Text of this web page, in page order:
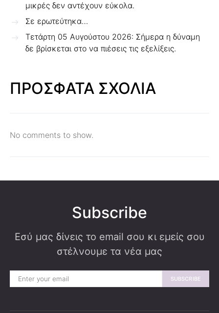
μικρές δεν αντέχουν εύκολα.
Σε ερωτεύτηκα…
Τετάρτη 05 Αυγούστου 2026: Σήμερα η δύναμη
δε βρίσκεται στο να πιέσεις τις εξελίξεις.
ΠΡΟΣΦΑΤΑ ΣΧΟΛΙΑ
No comments to show.
Subscribe
Εσύ μας δίνεις το email σου κι εμείς σου
στέλνουμε τα νέα μας
SUBSCRIBE